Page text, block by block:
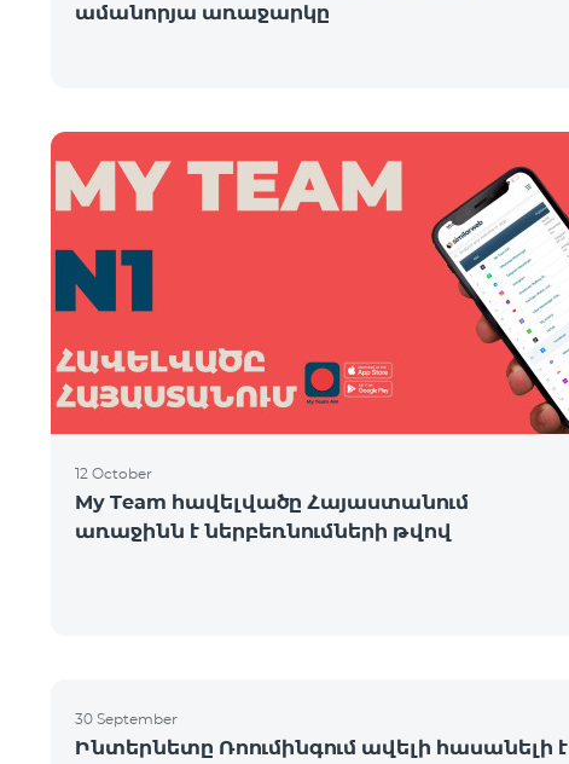
ամանորյա առաջարկը
12 October
My Team հավելվածը Հայաստանում
առաջինն է ներբեռնումների թվով
30 September
Ինտերնետը Ռոումինգում ավելի հասանելի է